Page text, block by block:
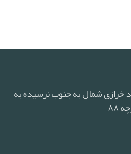
خرازی شمال به جنوب نرسیده به